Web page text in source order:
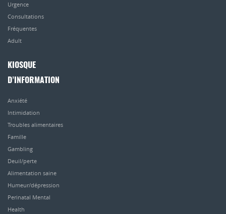
Urgence
Consultations
Fréquentes
Adult
KIOSQUE
D’INFORMATION
Anxiété
Intimidation
Troubles alimentaires
Famille
Gambling
Deuil/perte
Alimentation saine
Humeur/dépression
Perinatal Mental
Health